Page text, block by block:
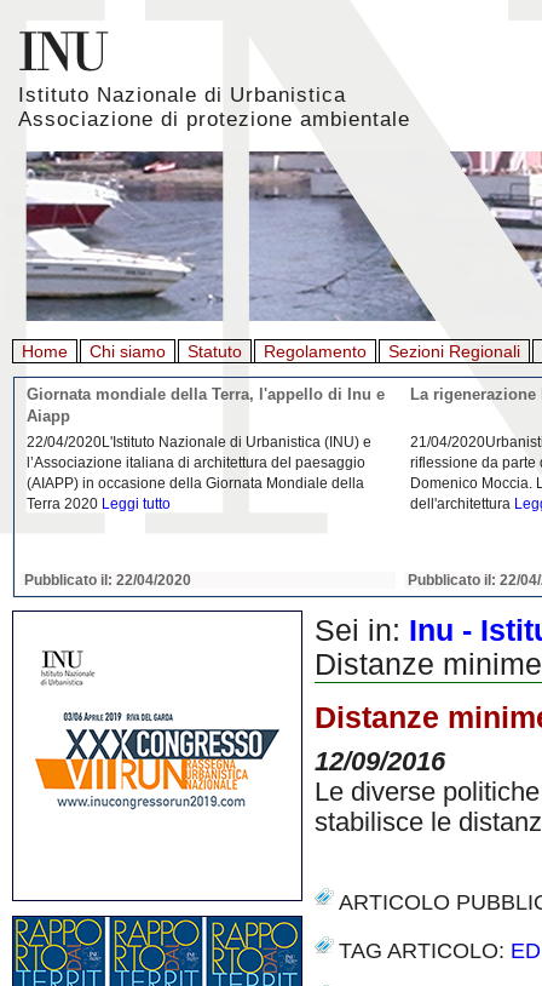
Istituto Nazionale di Urbanistica
Associazione di protezione ambientale
Home Chi siamo Statuto Regolamento Sezioni Regionali
Giornata mondiale della Terra, l'appello di Inu e
Aiapp
22/04/2020L'Istituto Nazionale di Urbanistica (INU) e
l’Associazione italiana di architettura del paesaggio
(AIAPP) in occasione della Giornata Mondiale della
Terra 2020 Leggi tutto
Pubblicato il: 22/04/2020
La
21/04/
riflessione da parte
Domenico Moccia.
dell'architettura
Pubblicato il: 22/
Sei in: Inu -
Distanze
Distanze
12/09/2016
Le diverse
stabilisce le
ARTICOLO
TAG ARTICOLO: